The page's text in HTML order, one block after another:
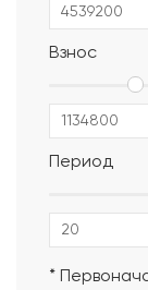
Взнос
Период
*